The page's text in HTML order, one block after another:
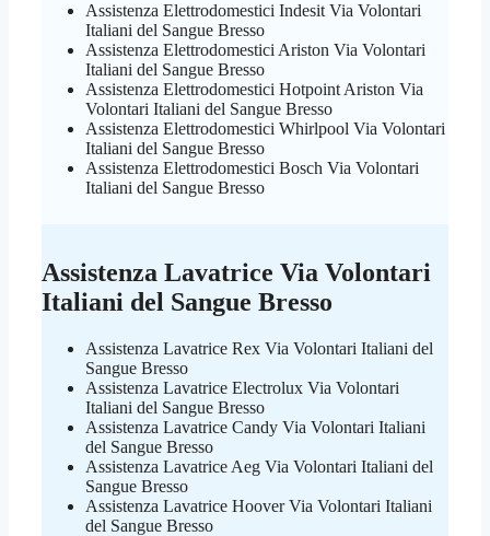
Assistenza Elettrodomestici Indesit Via Volontari
Italiani del Sangue Bresso
Assistenza Elettrodomestici Ariston Via Volontari
Italiani del Sangue Bresso
Assistenza Elettrodomestici Hotpoint Ariston Via
Volontari Italiani del Sangue Bresso
Assistenza Elettrodomestici Whirlpool Via Volontari
Italiani del Sangue Bresso
Assistenza Elettrodomestici Bosch Via Volontari
Italiani del Sangue Bresso
Assistenza Lavatrice Via Volontari
Italiani del Sangue Bresso
Assistenza Lavatrice Rex Via Volontari Italiani del
Sangue Bresso
Assistenza Lavatrice Electrolux Via Volontari
Italiani del Sangue Bresso
Assistenza Lavatrice Candy Via Volontari Italiani
del Sangue Bresso
Assistenza Lavatrice Aeg Via Volontari Italiani del
Sangue Bresso
Assistenza Lavatrice Hoover Via Volontari Italiani
del Sangue Bresso